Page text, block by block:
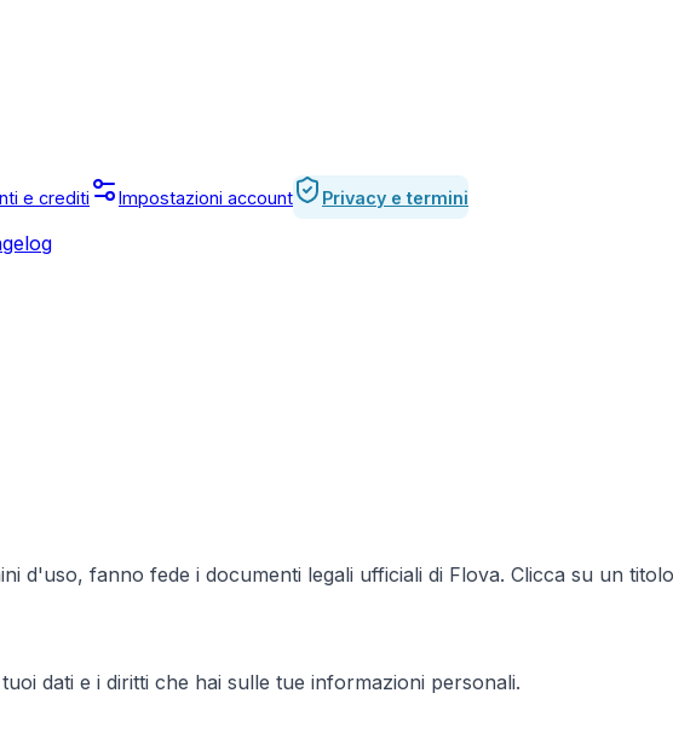
e crediti Impostazioni account Privacy e termini
d'uso, fanno fede i documenti legali ufficiali di Flova. Clicca su un
dati e i diritti che hai sulle tue informazioni personali.